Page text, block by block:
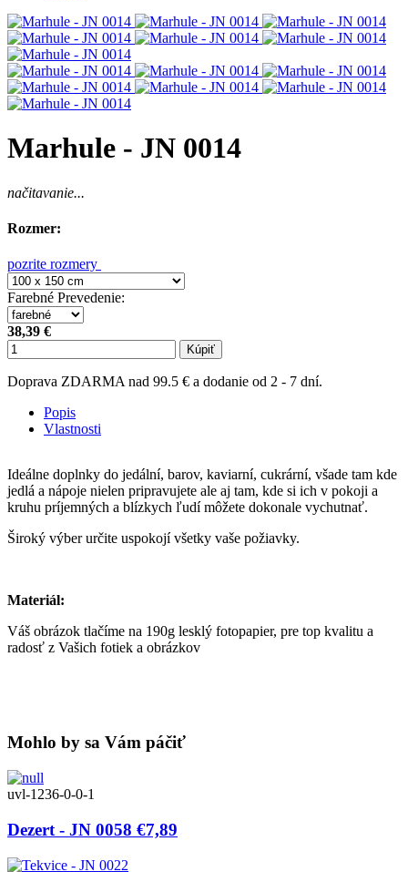
Marhule - JN 0014
načitavanie...
Rozmer:
pozrite rozmery
Farebné Prevedenie:
38,39 €
Kúpiť
Doprava ZDARMA nad 99.5 € a dodanie od 2 - 7 dní.
Popis
Vlastnosti
Ideálne doplnky do jedální, barov, kaviarní, cukrární, všade tam kde
jedlá a nápoje nielen pripravujete ale aj tam, kde si ich v pokoji a
kruhu príjemných a blízkych ľudí môžete dokonale vychutnať.
Široký výber určite uspokojí všetky vaše požiavky.
Materiál:
Váš obrázok tlačíme na 190g lesklý fotopapier, pre top kvalitu a
radosť z Vašich fotiek a obrázkov
Mohlo by sa Vám páčiť
uvl-1236-0-0-1
Dezert - JN 0058 €7,89